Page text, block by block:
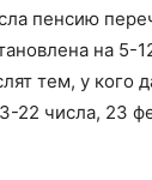
пенсию
на 5-
тем, у кого
22 числа, 23